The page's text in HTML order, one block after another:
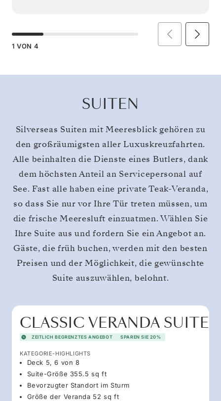
1 VON 4
SUITEN
Silverseas Suiten mit Meeresblick gehören zu
den großräumigsten aller Luxuskreuzfahrten.
Alle beinhalten die Dienste eines Butlers, dank
dem höchsten Anteil an Servicepersonal auf
See. Fast alle haben eine private Teak-Veranda,
so dass Sie nur vor Ihre Tür treten müssen, um
die frische Meeresluft einzuatmen. Wählen Sie
Ihre Suite aus und fordern Sie ein Angebot an.
Gäste, die früh buchen, werden mit den besten
Preisen und der Möglichkeit, die gewünschte
Suite auszuwählen, belohnt.
CLASSIC VERANDA SUITE
ZEITLICH BEGRENZTES ANGEBOT SPAREN SIE 20%
KATEGORIE-HIGHLIGHTS
Deck 5, 6 von 8
Suite-Größe 355.5 sq ft
Bevorzugter Standort im Sturm
Größe der Veranda 52 sq ft